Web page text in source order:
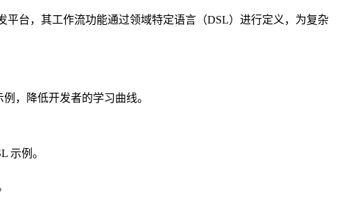
台，其工作流功能通过领域特定语言（DSL）进行定义，为复杂
，降低开发者的学习曲线。
示例。